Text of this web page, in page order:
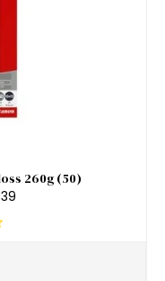
260g (50)